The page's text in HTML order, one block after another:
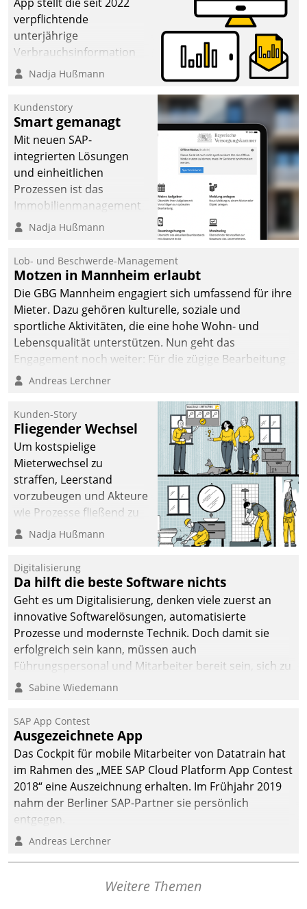
verpflichtende
unterjährige
Verbrauchsinformation
schnell, zuverlässig und
Die monatlichen
Mitteilungen zum
Heizungs- und
Wasserverbrauch gehen
automatisiert, vollständig
und auf Wunsch über
mehrere zuvor
Kommunikationswege bei
Nadja Hußmann
Kundenstory
Smart gemanagt
Mit neuen SAP-
integrierten Lösungen
und einheitlichen
Prozessen ist das
Immobilienmanagement
der Bayerischen
Ressort Kapitalanlage für
künftige Aufgaben und
Herausforderungen
gerüstet.
Nadja Hußmann
Lob- und Beschwerde-Management
Motzen in Mannheim erlaubt
Die GBG Mannheim engagiert sich umfassend für ihre
Mieter. Dazu gehören kulturelle, soziale und
sportliche Aktivitäten, die eine hohe Wohn- und
Lebensqualität unterstützen. Nun geht das
Engagement noch weiter: Für die zügige Bearbeitung
von Beschwerden – oder Lob – richtet das
und Beschwerde-Management einen eigenen Kanal
ein.
Andreas Lerchner
Kunden-Story
Fliegender Wechsel
Um kostspielige
Mieterwechsel zu
straffen, Leerstand
vorzubeugen und Akteure
wie Prozesse fließend zu
vernetzen, nutzt die
Jahresbeginn eine
Überblick, Einsicht und
Eingriff bietende Lösung.
Zur Entwicklung setzte
man auf
Cloudtechnologie,
bewährte und Startup-
agile Projektmethoden.
Nadja Hußmann
Digitalisierung
Da hilft die beste Software nichts
Geht es um Digitalisierung, denken viele zuerst an
innovative Softwarelösungen, automatisierte
Prozesse und modernste Technik. Doch damit sie
erfolgreich sein kann, müssen auch
Führungspersonal und Mitarbeiter bereit sein, sich zu
verändern und anzupassen, sonst werden sie an ihr
Sabine Wiedemann
SAP App Contest
Ausgezeichnete App
Das Cockpit für mobile Mitarbeiter von Datatrain hat
im Rahmen des „MEE SAP Cloud Platform App Contest
2018“ eine Auszeichnung erhalten. Im Frühjahr 2019
nahm der Berliner SAP-Partner sie persönlich
entgegen.
Andreas Lerchner
Weitere Themen